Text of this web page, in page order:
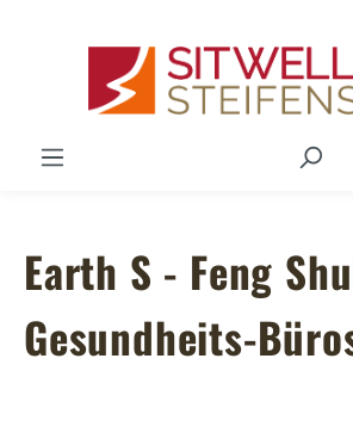
Earth S - Feng
Gesundheits-